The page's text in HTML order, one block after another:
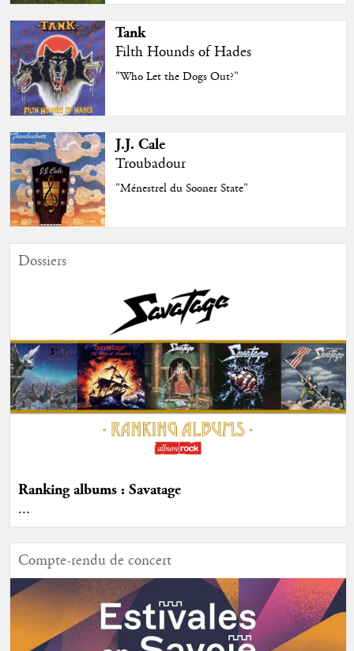
Tank
Filth Hounds of Hades
"Who Let the Dogs Out?"
J.J. Cale
Troubadour
"Ménestrel du Sooner State"
Dossiers
Ranking albums : Savatage
...
Compte-rendu de concert